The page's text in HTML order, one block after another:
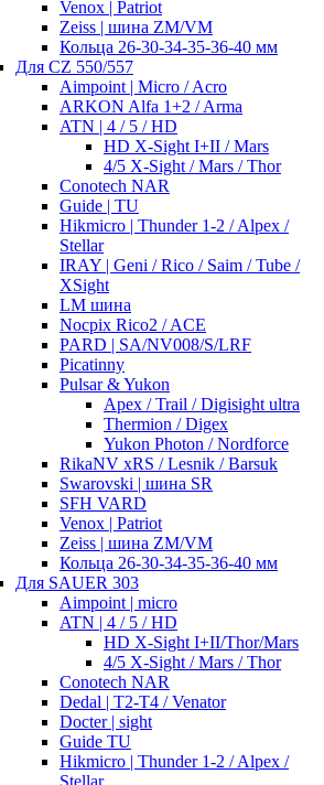
Venox | Patriot
Zeiss | шина ZM/VM
Кольца 26-30-34-35-36-40 мм
Для CZ 550/557
Aimpoint | Micro / Acro
ARKON Alfa 1+2 / Arma
ATN | 4 / 5 / HD
HD X-Sight I+II / Mars
4/5 X-Sight / Mars / Thor
Conotech NAR
Guide | TU
Hikmicro | Thunder 1-2 / Alpex /
Stellar
IRAY | Geni / Rico / Saim / Tube /
XSight
LM шина
Nocpix Rico2 / ACE
PARD | SA/NV008/S/LRF
Picatinny
Pulsar & Yukon
Apex / Trail / Digisight ultra
Thermion / Digex
Yukon Photon / Nordforce
RikaNV xRS / Lesnik / Barsuk
Swarovski | шина SR
SFH VARD
Venox | Patriot
Zeiss | шина ZM/VM
Кольца 26-30-34-35-36-40 мм
Для SAUER 303
Aimpoint | micro
ATN | 4 / 5 / HD
HD X-Sight I+II/Thor/Mars
4/5 X-Sight / Mars / Thor
Conotech NAR
Dedal | T2-T4 / Venator
Docter | sight
Guide TU
Hikmicro | Thunder 1-2 / Alpex /
Stellar